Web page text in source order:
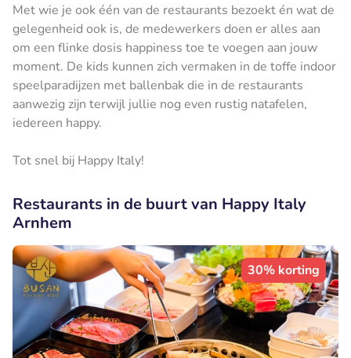
Met wie je ook één van de restaurants bezoekt én wat de
gelegenheid ook is, de medewerkers doen er alles aan
om een flinke dosis happiness toe te voegen aan jouw
moment. De kids kunnen zich vermaken in de toffe indoor
speelparadijzen met ballenbak die in de restaurants
aanwezig zijn terwijl jullie nog even rustig natafelen,
iedereen happy.
Tot snel bij Happy Italy!
Restaurants in de buurt van Happy Italy
Arnhem
30% korting